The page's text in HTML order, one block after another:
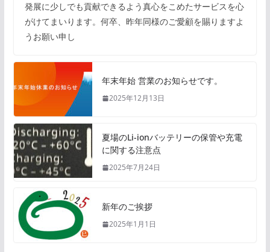
発展に少しでも貢献できるよう真心をこめたサービスを心
がけてまいります。何卒、昨年同様のご愛顧を賜りますよ
うお願い申し
年末年始 営業のお知らせです。
2025年12月13日
夏場のLi-ionバッテリーの保管や充電
に関する注意点
2025年7月24日
新年のご挨拶
2025年1月1日